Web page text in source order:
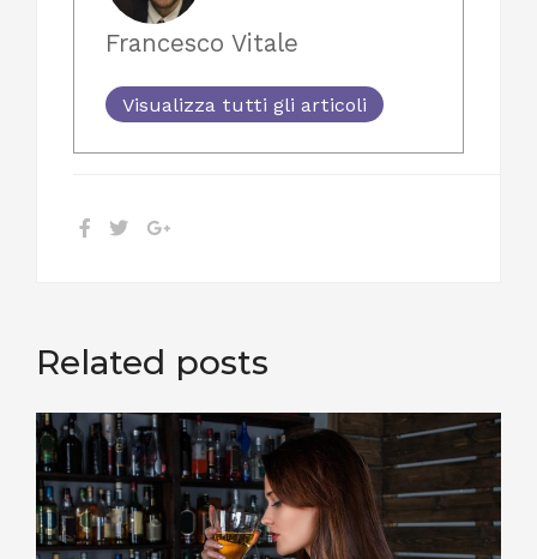
Francesco Vitale
Visualizza tutti gli articoli
Related posts